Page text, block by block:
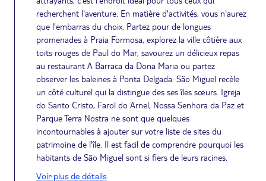
recherchent l'aventure. En matière d'activités, vous n'aurez
que l'embarras du choix. Partez pour de longues
promenades à Praia Formosa, explorez la ville côtière aux
toits rouges de Paul do Mar, savourez un délicieux repas
au restaurant A Barraca da Dona Maria ou partez
observer les baleines à Ponta Delgada. São Miguel recèle
un côté culturel qui la distingue des ses îles sœurs. Igreja
do Santo Cristo, Farol do Arnel, Nossa Senhora da Paz et
Parque Terra Nostra ne sont que quelques
incontournables à ajouter sur votre liste de sites du
patrimoine de l'île. Il est facil de comprendre pourquoi les
habitants de São Miguel sont si fiers de leurs racines.
Voir plus de détails